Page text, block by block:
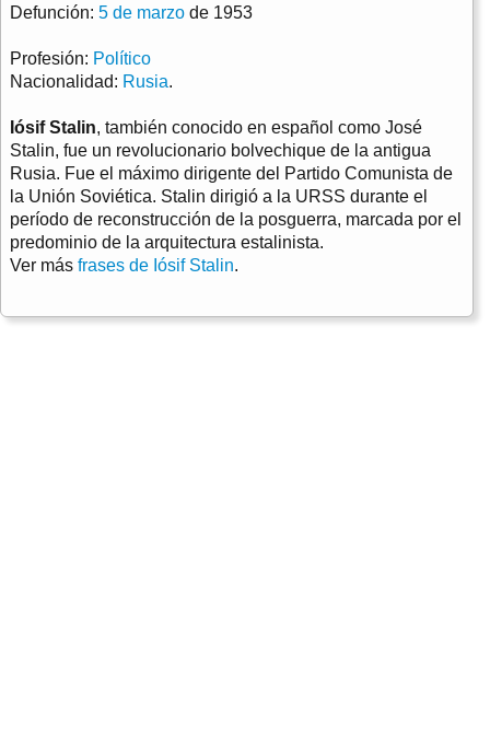
Defunción: 5 de marzo de 1953
Profesión: Político
Nacionalidad: Rusia.
Iósif Stalin, también conocido en español como José
Stalin, fue un revolucionario bolvechique de la antigua
Rusia. Fue el máximo dirigente del Partido Comunista de
la Unión Soviética. Stalin dirigió a la URSS durante el
período de reconstrucción de la posguerra, marcada por el
predominio de la arquitectura estalinista.
Ver más frases de Iósif Stalin.